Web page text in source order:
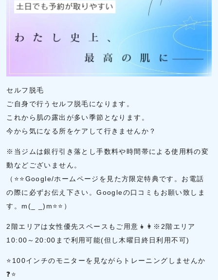
セルフ脱毛
ご自身で行うセルフ脱毛になります。
これから肌の露出が多い季節となります。
今から気になる所をケアして行きませんか？
※当ジムは銀行引き落とし手数料や時間帯による使用料の変
動などございません。
（⭐⭐Google/ホームページを見た方限定特典です。お電話
の際に必ずお伝え下さい。Googleの口コミもお願い致しま
す。m(_ _)m⭐⭐）
2階エリアは女性優先スペースもご用意👧👩※2階エリア
10:00～20:00まで利用可能(但し木曜日終日利用不可)
⭐100インチのモニターを見ながらトレーニングしませんか
❓⭐